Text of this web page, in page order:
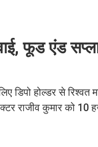
फूड एंड
होल्डर से रिश्वत
राजीव कुमार को 10